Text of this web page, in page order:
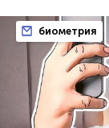
биометрия